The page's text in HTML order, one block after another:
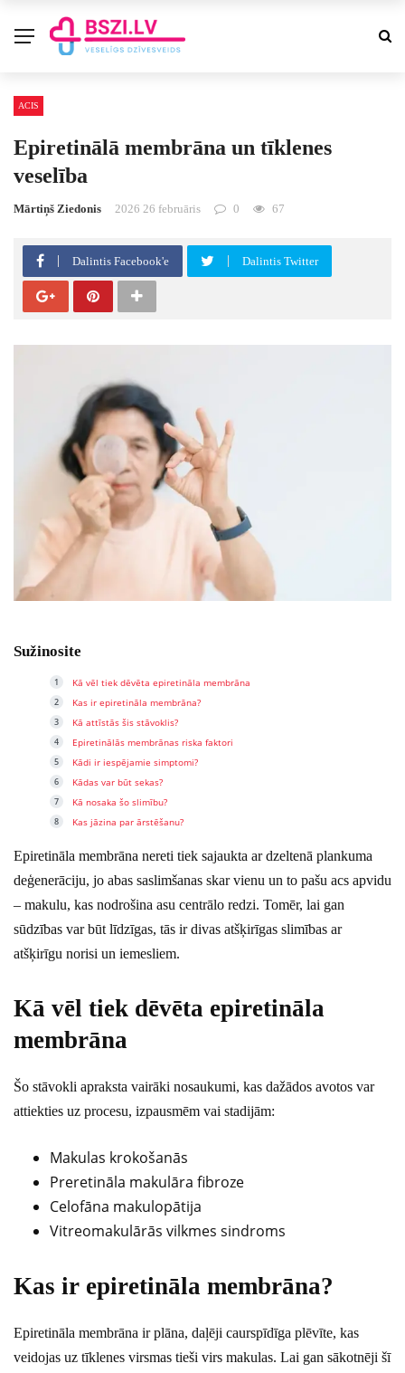
ACIS
Epiretinālā membrāna un tīklenes
veselība
Mārtiņš Ziedonis 2026 26 februāris 0 67
Dalintis Facebook'e Dalintis Twitter
Sužinosite
Kā vēl tiek dēvēta epiretināla membrāna
Kas ir epiretināla membrāna?
Kā attīstās šis stāvoklis?
Epiretinālās membrānas riska faktori
Kādi ir iespējamie simptomi?
Kādas var būt sekas?
Kā nosaka šo slimību?
Kas jāzina par ārstēšanu?
Epiretināla membrāna nereti tiek sajaukta ar dzeltenā plankuma
deģenerāciju, jo abas saslimšanas skar vienu un to pašu acs apvidu
– makulu, kas nodrošina asu centrālo redzi. Tomēr, lai gan
sūdzības var būt līdzīgas, tās ir divas atšķirīgas slimības ar
atšķirīgu norisi un iemesliem.
Kā vēl tiek dēvēta epiretināla
membrāna
Šo stāvokli apraksta vairāki nosaukumi, kas dažādos avotos var
attiekties uz procesu, izpausmēm vai stadijām:
Makulas krokošanās
Preretināla makulāra fibroze
Celofāna makulopātija
Vitreomakulārās vilkmes sindroms
Kas ir epiretināla membrāna?
Epiretināla membrāna ir plāna, daļēji caurspīdīga plēvīte, kas
veidojas uz tīklenes virsmas tieši virs makulas. Lai gan sākotnēji šī